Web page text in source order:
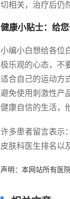
切相关，治疗后仍
健康小贴士：给
小编小白想给各位
极乐观的心态，不
适合自己的运动方
避免使用刺激性产
健康自信的生活，
许多患者留言表示
皮肤科医生排名以
声明：本网站所有医